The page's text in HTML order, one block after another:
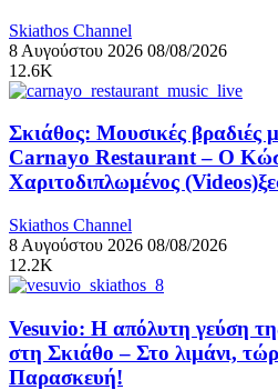
Skiathos Channel
8 Αυγούστου 2026 08/08/2026
12.6K
Σκιάθος: Μουσικές βραδιές
Carnayo Restaurant – Ο
Χαριτοδιπλωμένος
Skiathos Channel
8 Αυγούστου 2026 08/08/2026
12.2K
Vesuvio: Η απόλυτη γεύση
στη Σκιάθο – Στο λιμάνι,
Παρασκευή!